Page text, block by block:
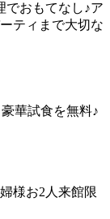
でおもてなし♪ア
ティまで大切な
華試食を無料♪
様お2人来館限